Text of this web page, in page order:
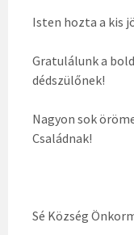
Isten hozta a kis
Gratulálunk a
dédszülőnek!
Nagyon sok
Családnak!
Sé Község